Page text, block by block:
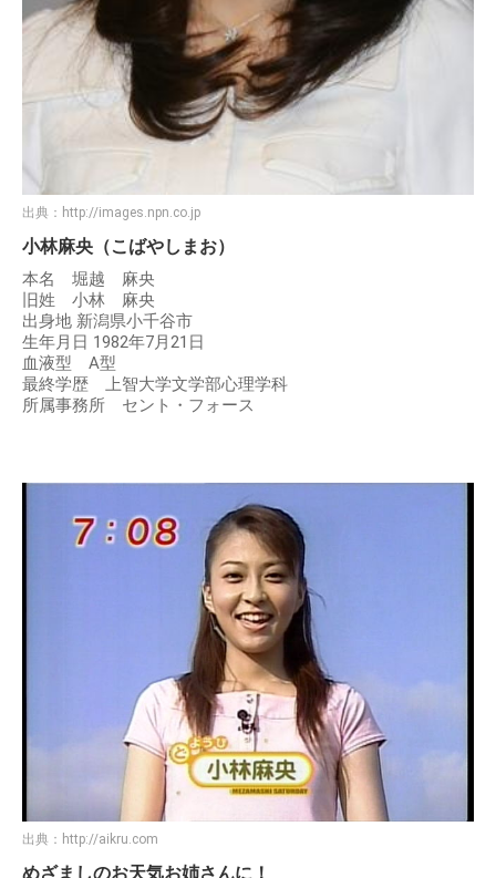
出典： http://images.npn.co.jp
小林麻央（こばやしまお）
本名 堀越 麻央
旧姓 小林 麻央
出身地 新潟県小千谷市
生年月日 1982年7月21日
血液型 A型
最終学歴 上智大学文学部心理学科
所属事務所 セント・フォース
出典： http://aikru.com
めざましのお天気お姉さんに！